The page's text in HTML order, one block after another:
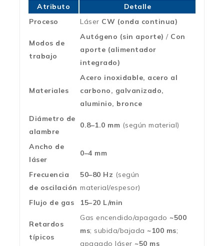
Atributo
Detalle
Proceso
Láser CW (onda continua)
Modos de
trabajo
Autógeno (sin aporte) / Con
aporte (alimentador
integrado)
Materiales
Acero inoxidable, acero al
carbono, galvanizado,
aluminio, bronce
Diámetro de
alambre
0.8–1.0 mm (según material)
Ancho de
láser
0–4 mm
Frecuencia
de oscilación
50–80 Hz (según
material/espesor)
Flujo de gas
15–20 L/min
Retardos
típicos
Gas encendido/apagado ~500
ms; subida/bajada ~100 ms;
apagado láser ~50 ms